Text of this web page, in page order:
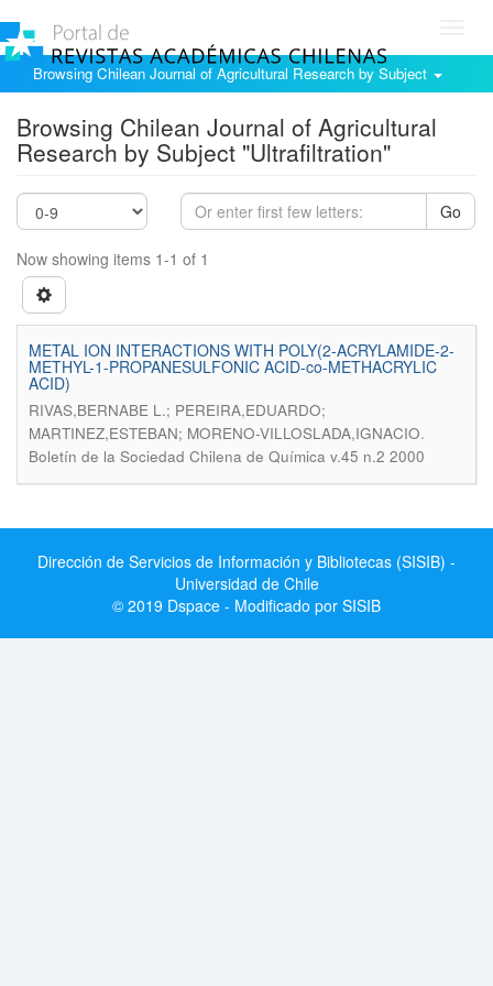
Browsing Chilean Journal of Agricultural Research by Subject
Browsing Chilean Journal of Agricultural
Research by Subject "Ultrafiltration"
Go
Now showing items 1-1 of 1
METAL ION INTERACTIONS WITH POLY(2-ACRYLAMIDE-2-
METHYL-1-PROPANESULFONIC ACID-co-METHACRYLIC
ACID)
RIVAS,BERNABE L.; PEREIRA,EDUARDO;
MARTINEZ,ESTEBAN; MORENO-VILLOSLADA,IGNACIO.
Boletín de la Sociedad Chilena de Química v.45 n.2 2000
Dirección de Servicios de Información y Bibliotecas (SISIB) -
Universidad de Chile
© 2019 Dspace - Modificado por SISIB